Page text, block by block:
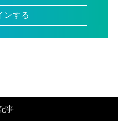
ンする
事